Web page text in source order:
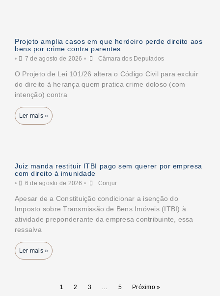
Projeto amplia casos em que herdeiro perde direito aos
bens por crime contra parentes
• 7 de agosto de 2026 • Câmara dos Deputados
O Projeto de Lei 101/26 altera o Código Civil para excluir
do direito à herança quem pratica crime doloso (com
intenção) contra
Ler mais »
Juiz manda restituir ITBI pago sem querer por empresa
com direito à imunidade
• 6 de agosto de 2026 • Conjur
Apesar de a Constituição condicionar a isenção do
Imposto sobre Transmissão de Bens Imóveis (ITBI) à
atividade preponderante da empresa contribuinte, essa
ressalva
Ler mais »
1 2 3 5 Próximo »